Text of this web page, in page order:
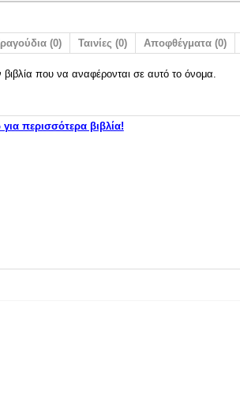
(0) Ταινίες (0) Αποφθέγματα (0)
που να αναφέρονται σε αυτό το όνομα.
περισσότερα βιβλία!